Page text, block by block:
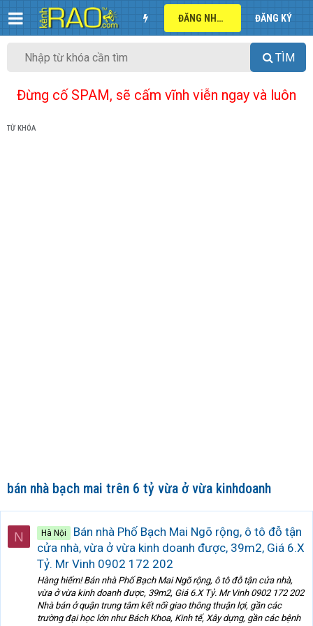
ĐĂNG NHẬP ĐĂNG KÝ
TÌM
Đừng cố SPAM, sẽ cấm vĩnh viễn ngay và luôn
TỪ KHÓA
bán nhà bạch mai trên 6 tỷ vừa ở vừa kinhdoanh
N Hà Nội
Bán nhà Phố Bạch Mai Ngõ rộng, ô tô đỗ tận
cửa nhà, vừa ở vừa kinh doanh được, 39m2, Giá 6.X
Tỷ. Mr Vinh 0902 172 202
Hàng hiếm! Bán nhà Phố Bạch Mai Ngõ rộng, ô tô đỗ tận cửa nhà,
vừa ở vừa kinh doanh được, 39m2, Giá 6.X Tỷ. Mr Vinh 0902 172 202
Nhà bán ở quận trung tâm kết nối giao thông thuận lợi, gần các
trường đại học lớn như Bách Khoa, Kinh tế, Xây dựng, gần các bệnh